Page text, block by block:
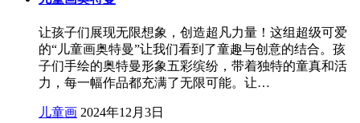
让孩子们展现无限想象，创造超凡力量！这组超级可爱
的“儿童画奥特曼”让我们看到了童趣与创意的结合。孩
子们手绘的奥特曼形象五彩缤纷，带着独特的童真和活
力，每一幅作品都充满了无限可能。让…
儿童画 2024年12月3日